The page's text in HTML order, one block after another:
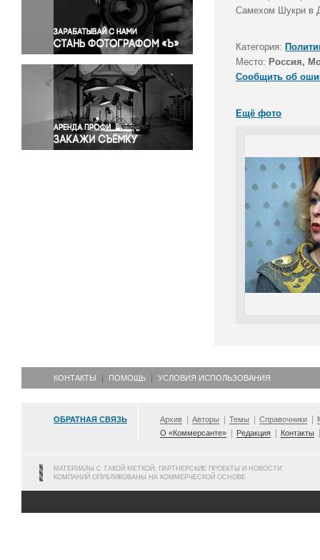
Правосудие
Происшествия и конфликты
Религия
Светская жизнь
Спорт
Экология
Экономика и бизнес
Самехом Шукри в
Категория:
Место: Россия,
Сообщить об
Ещё фото
КОНТАКТЫ ПОМОЩЬ УСЛОВИЯ ИСПОЛЬЗОВАНИЯ
ОБРАТНАЯ СВЯЗЬ Архив Авторы Темы Справочники
О «Коммерсанте»
Редакция Контакты
МАТЕРИАЛЫ С ТАКОЙ МЕТКОЙ, ПАРТНЕРСКИЕ ПРОЕКТЫ И НОВОСТИ
КОМПАНИЙ ОПУБЛИКОВАНЫ НА КОММЕРЧЕСКОЙ ОСНОВЕ